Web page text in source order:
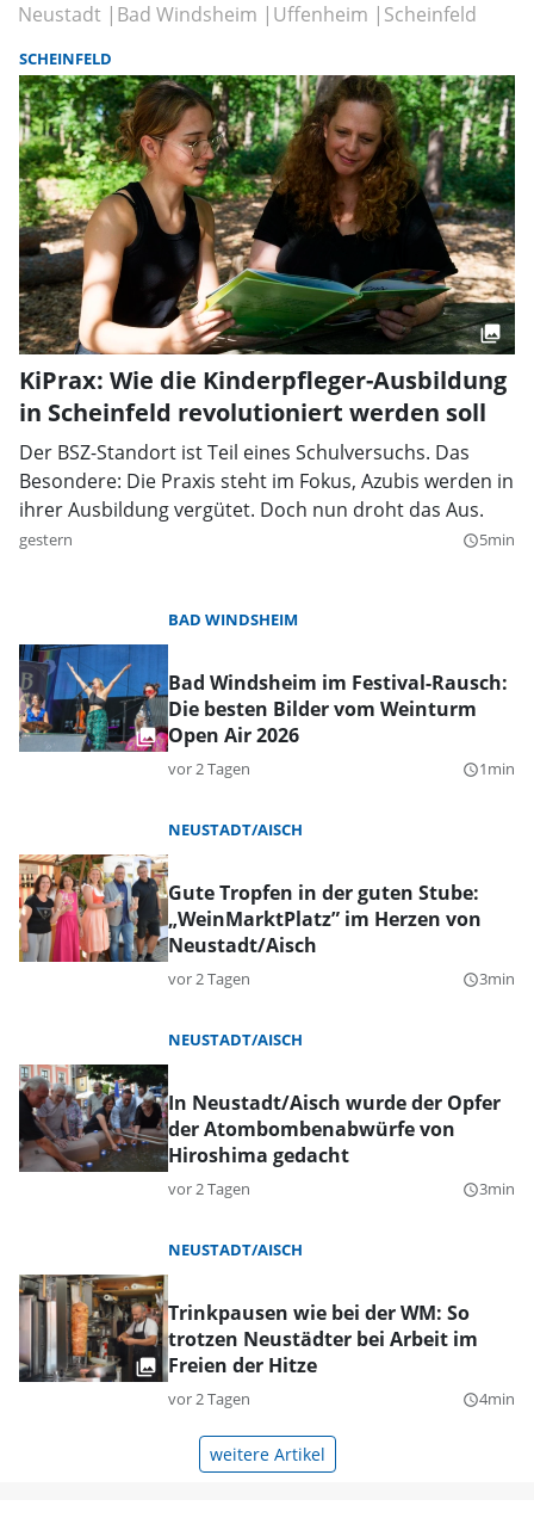
Neustadt Bad Windsheim Uffenheim Scheinfeld
SCHEINFELD
KiPrax: Wie die Kinderpfleger-Ausbildung
in Scheinfeld revolutioniert werden soll
Der BSZ-Standort ist Teil eines Schulversuchs. Das
Besondere: Die Praxis steht im Fokus, Azubis werden in
ihrer Ausbildung vergütet. Doch nun droht das Aus.
gestern query_builder5min
BAD WINDSHEIM
Bad Windsheim im Festival-Rausch:
Die besten Bilder vom Weinturm
Open Air 2026
vor 2 Tagen query_builder1min
NEUSTADT/AISCH
Gute Tropfen in der guten Stube:
„WeinMarktPlatz” im Herzen von
Neustadt/Aisch
vor 2 Tagen query_builder3min
NEUSTADT/AISCH
In Neustadt/Aisch wurde der Opfer
der Atombombenabwürfe von
Hiroshima gedacht
vor 2 Tagen query_builder3min
NEUSTADT/AISCH
Trinkpausen wie bei der WM: So
trotzen Neustädter bei Arbeit im
Freien der Hitze
vor 2 Tagen query_builder4min
weitere Artikel